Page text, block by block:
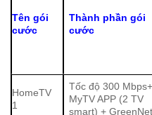
Tên gói
cước
Thành phần gói
cước
HomeTV
1
Tốc độ 300 Mbps+
MyTV APP (2 TV
smart) + GreenNet